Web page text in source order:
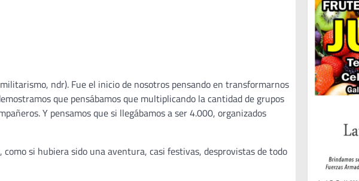
ndr). Fue el inicio de nosotros pensando en transformarnos
que pensábamos que multiplicando la cantidad de grupos
Y pensamos que si llegábamos a ser 4.000, organizados
si hubiera sido una aventura, casi festivas, desprovistas de todo